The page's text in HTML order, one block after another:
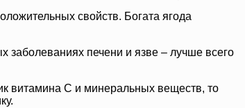
свойств. Богата ягода
заболеваниях печени и язве – лучше всего
витамина С и минеральных веществ, то